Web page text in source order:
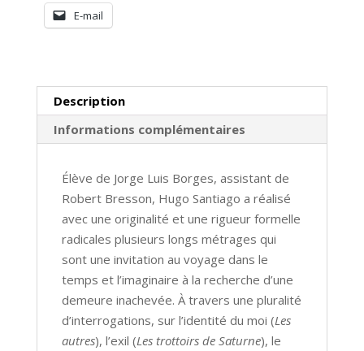
E-mail
Description
Informations complémentaires
Élève de Jorge Luis Borges, assistant de
Robert Bresson, Hugo Santiago a réalisé
avec une originalité et une rigueur formelle
radicales plusieurs longs métrages qui
sont une invitation au voyage dans le
temps et l’imaginaire à la recherche d’une
demeure inachevée. À travers une pluralité
d’interrogations, sur l’identité du moi (Les
autres), l’exil (Les trottoirs de Saturne), le